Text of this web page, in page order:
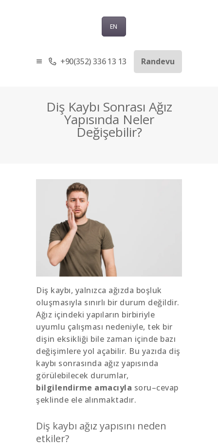
EN
+90(352) 336 13 13 Randevu
Diş Kaybı Sonrası Ağız
Yapısında Neler
Değişebilir?
SAĞLIK TURIZMI
TEDAVILER
Diş kaybı, yalnızca ağızda boşluk
oluşmasıyla sınırlı bir durum değildir.
Ağız içindeki yapıların birbiriyle
uyumlu çalışması nedeniyle, tek bir
dişin eksikliği bile zaman içinde bazı
değişimlere yol açabilir. Bu yazıda diş
kaybı sonrasında ağız yapısında
görülebilecek durumlar,
bilgilendirme amacıyla soru–cevap
şeklinde ele alınmaktadır.
Diş kaybı ağız yapısını neden
etkiler?